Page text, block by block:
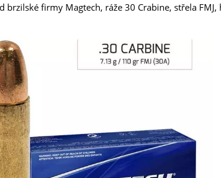
brzilské firmy Magtech, ráže 30 Crabine, střela